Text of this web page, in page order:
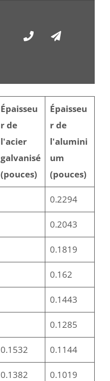
Épaisseu
r de
l'acier
galvanisé
(pouces)
Épaisseu
r de
l'alumini
um
(pouces)
0.2294
0.2043
0.1819
0.162
0.1443
0.1285
0.1532 0.1144
0.1382 0.1019